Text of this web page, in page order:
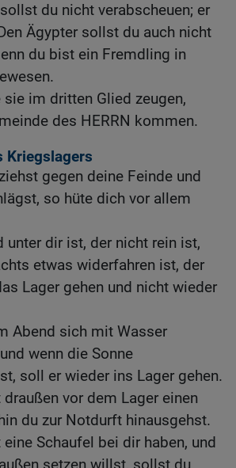
du nicht verabscheuen; er
Ägypter sollst du auch nicht
du bist ein Fremdling in
sie im dritten Glied zeugen,
des HERRN kommen.
Kriegslagers
gegen deine Feinde und
so hüte dich vor allem
unter dir ist, der nicht rein ist,
etwas widerfahren ist, der
Lager gehen und nicht wieder
Abend sich mit Wasser
wenn die Sonne
soll er wieder ins Lager gehen.
vor dem Lager einen
du zur Notdurft hinausgehst.
Schaufel bei dir haben, und